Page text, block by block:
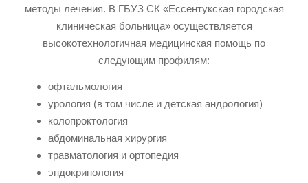
методы лечения. В ГБУЗ СК «Ессентукская городская
клиническая больница» осуществляется
высокотехнологичная медицинская помощь по
следующим профилям:
офтальмология
урология (в том числе и детская андрология)
колопроктология
абдоминальная хирургия
травматология и ортопедия
эндокринология